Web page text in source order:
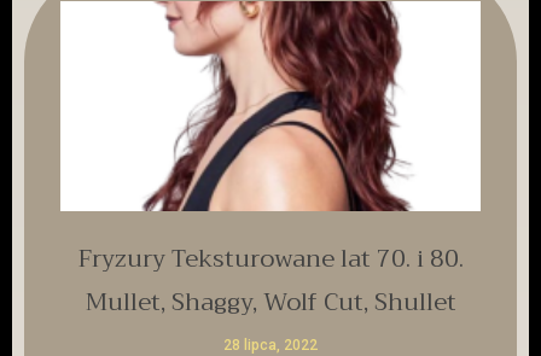
Fryzury Teksturowane lat 70. i 80.
Mullet, Shaggy, Wolf Cut, Shullet
28 lipca, 2022